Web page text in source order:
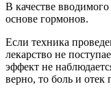
В качестве
основе гормонов.
Если техника
лекарство не
эффект не
верно, то боль и отек